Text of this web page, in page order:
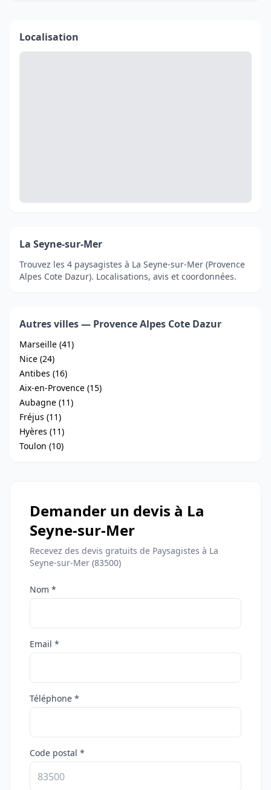
Localisation
La Seyne-sur-Mer
Trouvez les 4 paysagistes à La Seyne-sur-Mer (Provence
Alpes Cote Dazur). Localisations, avis et coordonnées.
Autres villes — Provence Alpes Cote Dazur
Marseille (41)
Nice (24)
Antibes (16)
Aix-en-Provence (15)
Aubagne (11)
Fréjus (11)
Hyères (11)
Toulon (10)
Demander un devis à La
Seyne-sur-Mer
Recevez des devis gratuits de Paysagistes à La
Seyne-sur-Mer (83500)
Nom *
Email *
Téléphone *
Code postal *